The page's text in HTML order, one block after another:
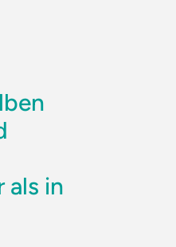
als in